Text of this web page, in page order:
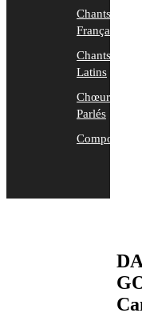
Chants
Français
Chants
Latins
Chœurs
Parlés
Compositions